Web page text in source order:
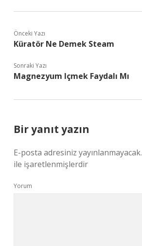
Önceki Yazı
Küratör Ne Demek Steam
Sonraki Yazı
Magnezyum Içmek Faydalı Mı
Bir yanıt yazın
E-posta adresiniz yayınlanmayacak.
ile işaretlenmişlerdir
Yorum